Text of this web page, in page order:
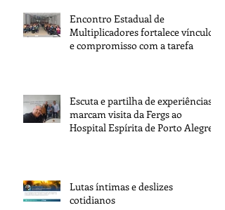
Encontro Estadual de
Multiplicadores fortalece vínculos
e compromisso com a tarefa
Escuta e partilha de experiências
marcam visita da Fergs ao
Hospital Espírita de Porto Alegre
Lutas íntimas e deslizes
cotidianos